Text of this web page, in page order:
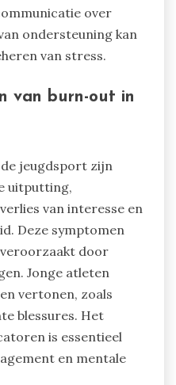
over
ondersteuning kan
van stress.
van burn-out in
jeugdsport zijn
uitputting,
van interesse en
Deze symptomen
door
Jonge atleten
vertonen, zoals
blessures. Het
is essentieel
en mentale